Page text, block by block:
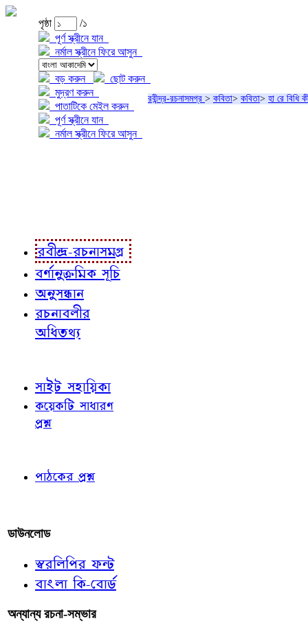
পৃষ্ঠা
/১
পূর্ণ স্ক্রীনে যান
নর্মাল স্ক্রীনে ফিরে আসুন
বড় করুন
ছোট করুন
মুদ্রণ করুন
পাতাটিকে মেইল করুন
পূর্ণ স্ক্রীনে যান
নর্মাল স্ক্রীনে ফিরে আসুন
রবীন্দ্র-রচনাসমগ্র > কবিতা> কবিতা> হা রে বিধি
রবীন্দ্র-রচনাসমগ্র
বর্ণানুক্রমিক সূচি
অনুসন্ধান
রচনাবলীর
অধিতথ্য
সাইট সহায়িকা
কয়েকটি সাধারণ
প্রশ্ন
পাঠকের প্রশ্ন
ডাউনলোড
স্বরলিপির ফন্ট
বাংলা কি-বোর্ড
অন্যান্য রচনা-সম্ভার